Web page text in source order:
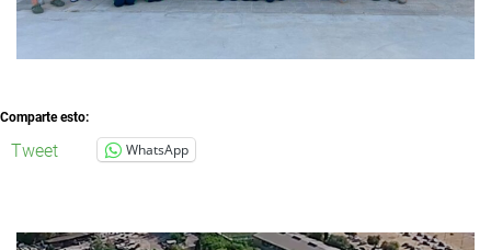
Comparte esto:
Tweet WhatsApp